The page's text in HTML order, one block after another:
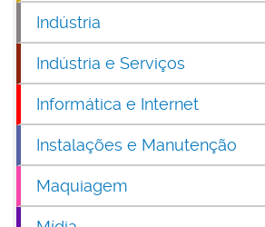
Indústria
Indústria e Serviços
Informática e Internet
Instalações e Manutenção
Maquiagem